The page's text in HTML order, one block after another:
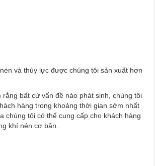
và thủy lực được chúng tôi sản xuất hơn
rằng bất cứ vấn đề nào phát sinh, chúng tôi
hàng trong khoảng thời gian sớm nhất
chúng tôi có thể cung cấp cho khách hàng
khí nén cơ bản.